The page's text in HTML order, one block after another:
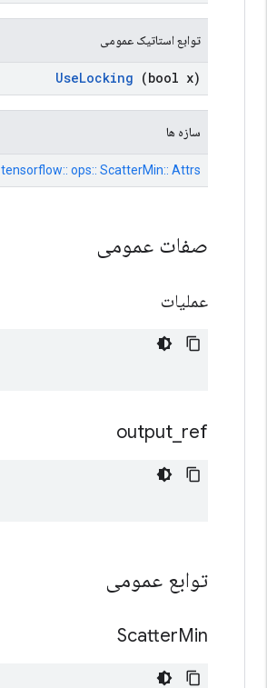
توابع استاتیک عمومی
UseLocking (bool x)
سازه ها
tensorflow:: ops:: ScatterMin:: Attrs
صفات عمومی
عملیات
output ref
توابع عمومی
ScatterMin